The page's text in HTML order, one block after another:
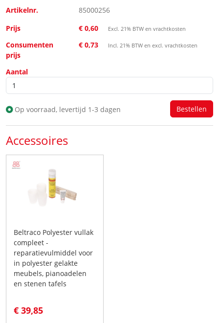
Artikelnr.
85000256
Prijs
€ 0,60 Excl. 21% BTW en vrachtkosten
Consumenten
prijs
€ 0,73 Incl. 21% BTW en excl. vrachtkosten
Aantal
Op voorraad, levertijd 1-3 dagen
Accessoires
Beltraco Polyester vullak
compleet -
reparatievulmiddel voor
in polyester gelakte
meubels, pianoadelen
en stenen tafels
€ 39,85